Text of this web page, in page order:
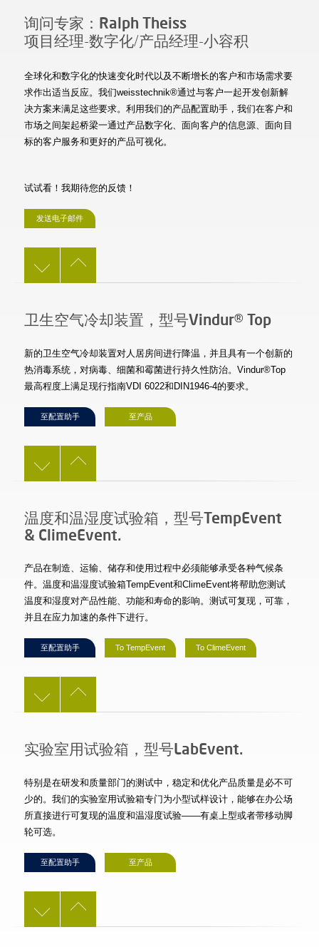
询问专家：Ralph Theiss
项目经理-数字化/产品经理-小容积
全球化和数字化的快速变化时代以及不断增长的客户和市场需求要
求作出适当反应。我们weisstechnik®通过与客户一起开发创新解
决方案来满足这些要求。利用我们的产品配置助手，我们在客户和
市场之间架起桥梁一通过产品数字化、面向客户的信息源、面向目
标的客户服务和更好的产品可视化。
试试看！我期待您的反馈！
发送电子邮件
卫生空气冷却装置，型号Vindur® Top
新的卫生空气冷却装置对人居房间进行降温，并且具有一个创新的
热消毒系统，对病毒、细菌和霉菌进行持久性防治。Vindur®Top
最高程度上满足现行指南VDI 6022和DIN1946-4的要求。
至配置助手 至产品
温度和温湿度试验箱，型号TempEvent
& ClimeEvent.
产品在制造、运输、储存和使用过程中必须能够承受各种气候条
件。温度和温湿度试验箱TempEvent和ClimeEvent将帮助您测试
温度和湿度对产品性能、功能和寿命的影响。测试可复现，可靠，
并且在应力加速的条件下进行。
至配置助手 To TempEvent To ClimeEvent
实验室用试验箱，型号LabEvent.
特别是在研发和质量部门的测试中，稳定和优化产品质量是必不可
少的。我们的实验室用试验箱专门为小型试样设计，能够在办公场
所直接进行可复现的温度和温湿度试验——有桌上型或者带移动脚
轮可选。
至配置助手 至产品